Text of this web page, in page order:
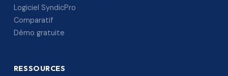
Logiciel SyndicPro
Comparatif
Démo gratuite
RESSOURCES